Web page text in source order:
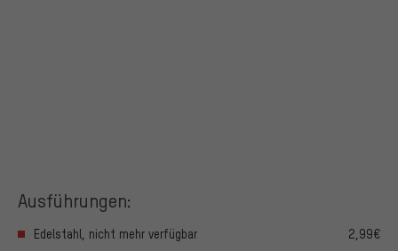
Ausführungen:
Edelstahl, nicht mehr verfügbar 2,99€